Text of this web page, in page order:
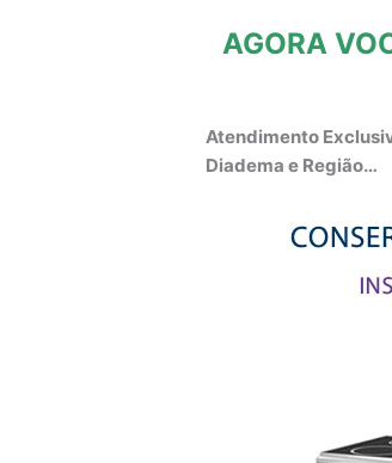
AGORA
Atendimento
Diadema e Região…